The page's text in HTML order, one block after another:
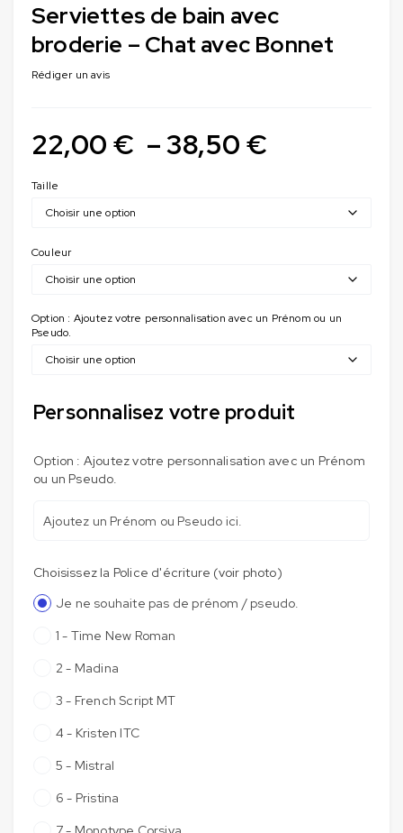
Serviettes de bain avec
broderie – Chat avec Bonnet
Rédiger un avis
22,00 € –38,50 €
Taille
Couleur
Option : Ajoutez votre personnalisation avec un Prénom ou un
Pseudo.
Personnalisez votre produit
Option : Ajoutez votre personnalisation avec un Prénom
ou un Pseudo.
Choisissez la Police d'écriture (voir photo)
Je ne souhaite pas de prénom / pseudo.
1 - Time New Roman
2 - Madina
3 - French Script MT
4 - Kristen ITC
5 - Mistral
6 - Pristina